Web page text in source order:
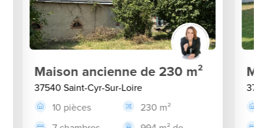
Maison ancienne de 230 m²
37540 Saint-Cyr-Sur-Loire
10 pièces
230 m²